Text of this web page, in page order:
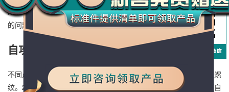
ASME/ANSI B18.6.4(螺丝分沉头,平头,盘头,圆头它们有什么区别呢)
的问题，以下是万千紧固件小编对此问题的归纳整理，来看看吧。
自攻螺钉和自挤螺钉有什么不同
不同点：1、自攻螺钉的螺丝一般为机螺纹，而 自挤螺钉采用自攻螺
纹。2、在扳拧方式中， 自挤为确保高速自动采用了装配扳手，而自